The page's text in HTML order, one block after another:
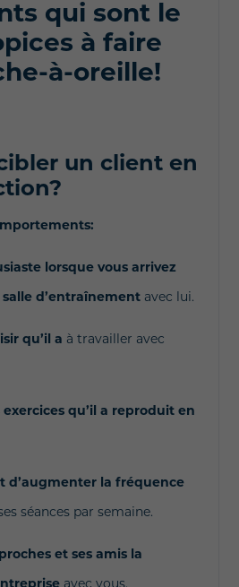
qui sont le
à faire
à-oreille!
un client en
lorsque vous arrivez
d’entraînementavec lui.
qu’il a à travailler avec
qu’il a reproduit en
d’augmenter la fréquence
séances par semaine.
et ses amis la